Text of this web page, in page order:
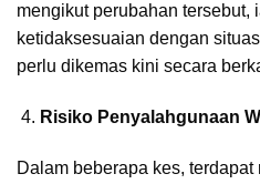
mengikut perubahan tersebut,
ketidaksesuaian dengan
perlu dikemas kini secara
Risiko Penyalahgunaan
Dalam beberapa kes,